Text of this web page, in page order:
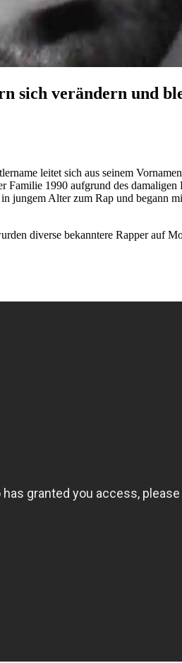
sich verändern und
leitet sich aus seinem
1990 aufgrund des
jungem Alter zum Rap und begann
diverse bekanntere Rapper auf